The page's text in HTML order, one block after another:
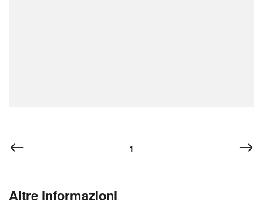
1
Altre informazioni